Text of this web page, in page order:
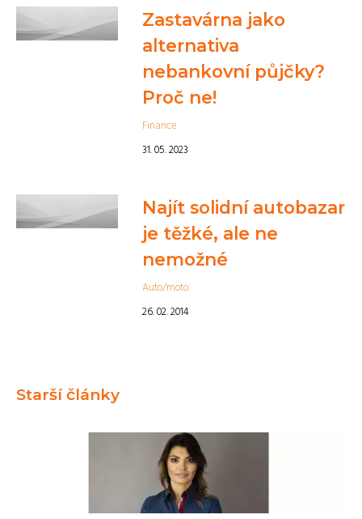
Zastavárna jako
alternativa
nebankovní půjčky?
Proč ne!
Finance
31. 05. 2023
Najít solidní autobazar
je těžké, ale ne
nemožné
Auto/moto
26. 02. 2014
Starší články